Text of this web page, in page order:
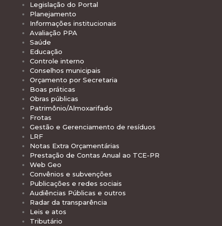
Legislação do Portal
Planejamento
Informações institucionais
Avaliação PPA
Saúde
Educação
Controle interno
Conselhos municipais
Orçamento por Secretaria
Boas práticas
Obras públicas
Patrimônio/Almoxarifado
Frotas
Gestão e Gerenciamento de resíduos
LRF
Notas Extra Orçamentárias
Prestação de Contas Anual ao TCE-PR
Web Geo
Convênios e subvenções
Publicações e redes sociais
Audiências Públicas e outros
Radar da transparência
Leis e atos
Tributário